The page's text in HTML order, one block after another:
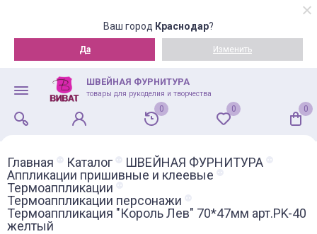
Ваш город Краснодар?
Да Изменить
ШВЕЙНАЯ ФУРНИТУРА
товары для рукоделия и творчества
0 0 0
Главная Каталог
ШВЕЙНАЯ ФУРНИТУРА
Аппликации пришивные и клеевые
Термоаппликации
Термоаппликации персонажи
Термоаппликация "Король Лев" 70*47мм арт.PK-40
желтый